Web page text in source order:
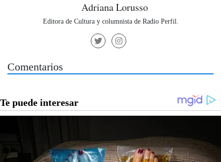
Adriana Lorusso
Editora de Cultura y columnista de Radio Perfil.
Comentarios